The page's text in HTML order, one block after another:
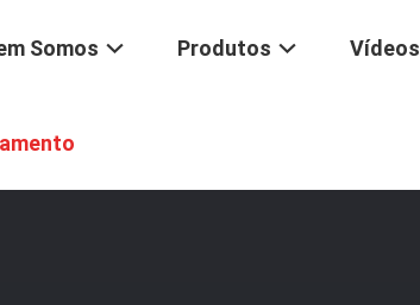
Somos Produtos Vídeos